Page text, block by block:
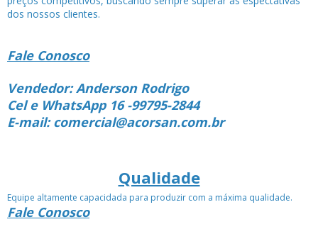
dos nossos clientes.
Fale Conosco
Vendedor: Anderson Rodrigo
Cel e WhatsApp 16 -99795-2844
E-mail: comercial@acorsan.com.br
Qualidade
Equipe altamente capacidada para produzir com a máxima qualidade.
Fale Conosco